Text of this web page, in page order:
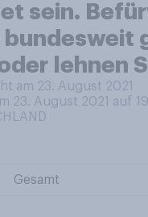
sein.
bundesweit
lehnen
am 23. August 2021
23. August 2021 auf